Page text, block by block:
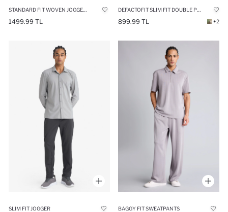
1499.99 TL 899.99 TL +2
SLIM FIT JOGGER BAGGY FIT SWEATPANTS